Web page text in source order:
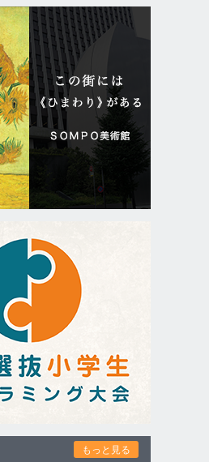
もっと見る